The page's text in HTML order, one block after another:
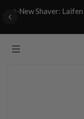
✨New Shaver: